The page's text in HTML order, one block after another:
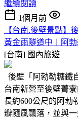
繼續閱讀
1個月前
【台南.後壁景點】
黃金雨隧道中︱阿勃
[台南] 國內旅遊
後壁「阿勃勒糖鐵
台南新營至後壁菁寮
長約600公尺的阿勃
瓣隨風飄落，並與